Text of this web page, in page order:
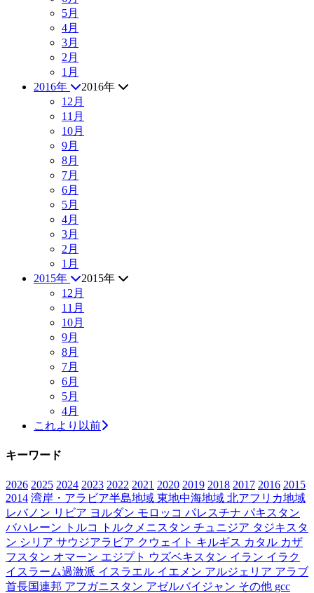
5月
4月
3月
2月
1月
2016年
2016年
12月
11月
10月
9月
8月
7月
6月
5月
4月
3月
2月
1月
2015年
2015年
12月
11月
10月
9月
8月
7月
6月
5月
4月
これより以前
キーワード
2026 2025 2024 2023 2022 2021 2020 2019 2018 2017 2016 2015
2014 湾岸・アラビア半島地域 東地中海地域 北アフリカ地域
レバノン リビア ヨルダン モロッコ パレスチナ パキスタン
バハレーン
トルコ トルクメニスタン チュニジア タジキスタ
ン シリア サウジアラビア クウェイト キルギス カタル カザ
フスタン オマーン エジプト ウズベキスタン イラン イラク
イスラーム過激派 イスラエル イエメン アルジェリア アラブ
首長国連邦 アフガニスタン アゼルバイジャン その他 gcc